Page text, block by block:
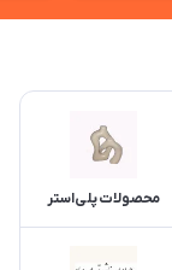
محصولات پلی‌استر